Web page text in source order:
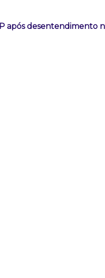
após desentendimento